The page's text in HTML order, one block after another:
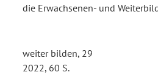
die Erwachsenen- und
weiter bilden, 29
2022, 60 S.